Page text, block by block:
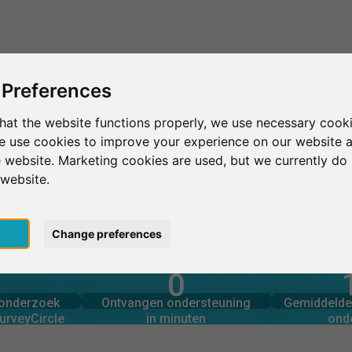
the website functions properly, we use necessary
use cookies to improve your experience on our website
website. Marketing cookies are used, but we currently
Change preferences
Baltimore Maryland Institute College of Art
of Art
OOGOPSLAG
via 0
Ontvangen ondersteuning
in minuten
0
Ondersteuning geboden
in minuten
Aantal